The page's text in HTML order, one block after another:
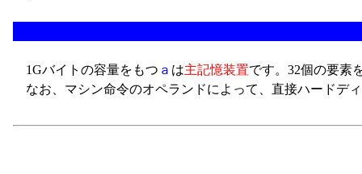
1Gバイトの容量をもつ ａ は主記憶装置です。32個の要素
なお、マシン命令のオペランドによって、直接ハードデ